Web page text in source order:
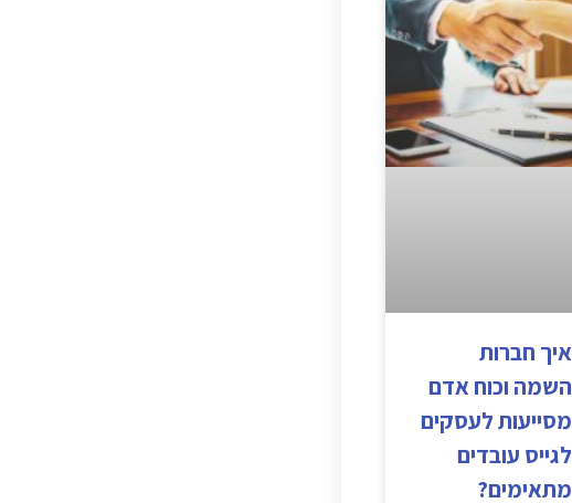
איך חברות
השמה וכוח אדם
מסייעות לעסקים
לגייס עובדים
מתאימים?